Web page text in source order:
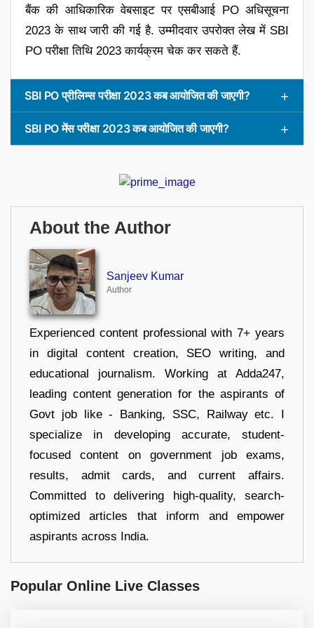
बैंक की आधिकारिक वेबसाइट पर एसबीआई PO अधिसूचना
2023 के साथ जारी की गई है. उम्मीदवार उपरोक्त लेख में SBI
PO परीक्षा तिथि 2023 कार्यक्रम चेक कर सकते हैं.
SBI PO प्रीलिम्स परीक्षा 2023 कब आयोजित की जाएगी?
SBI PO मेंस परीक्षा 2023 कब आयोजित की जाएगी?
About the Author
Sanjeev Kumar
Author
Experienced content professional with 7+ years
in digital content creation, SEO writing, and
educational journalism. Working at Adda247,
leading content generation for the aspirants of
Govt job like - Banking, SSC, Railway etc. I
specialize in developing accurate, student-
focused content on government job exams,
results, admit cards, and current affairs.
Committed to delivering high-quality, search-
optimized articles that inform and empower
aspirants across India.
Popular Online Live Classes